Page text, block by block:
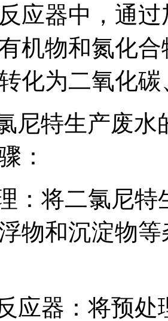
应器中，通
机物和氮化
化为二氧化
尼特生产废
：
：将二氯尼
物和沉淀物
应器：将预